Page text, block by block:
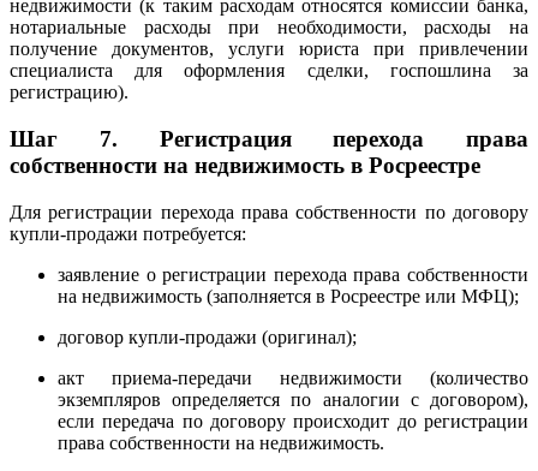
недвижимости (к таким расходам относятся комиссии банка,
нотариальные расходы при необходимости, расходы на
получение документов, услуги юриста при привлечении
специалиста для оформления сделки, госпошлина за
регистрацию).
Шаг 7. Регистрация перехода права
собственности на недвижимость в Росреестре
Для регистрации перехода права собственности по договору
купли-продажи потребуется:
заявление о регистрации перехода права собственности
на недвижимость (заполняется в Росреестре или МФЦ);
договор купли-продажи (оригинал);
акт приема-передачи недвижимости (количество
экземпляров определяется по аналогии с договором),
если передача по договору происходит до регистрации
права собственности на недвижимость.